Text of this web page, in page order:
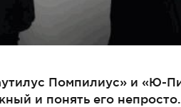
Помпилиус» и «Ю-
и понять его